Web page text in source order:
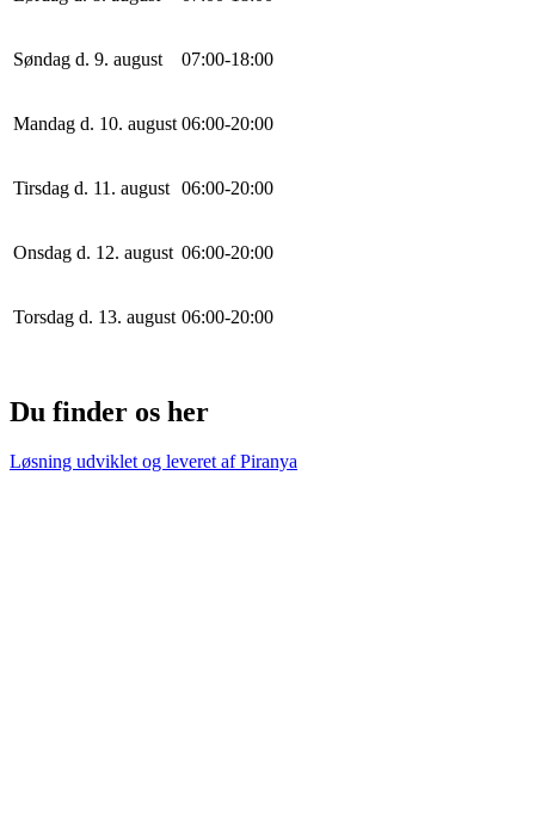
Søndag d. 9. august 07:00-18:00
Mandag d. 10. august 06:00-20:00
Tirsdag d. 11. august 06:00-20:00
Onsdag d. 12. august 06:00-20:00
Torsdag d. 13. august 06:00-20:00
Du finder os her
Løsning udviklet og leveret afPiranya